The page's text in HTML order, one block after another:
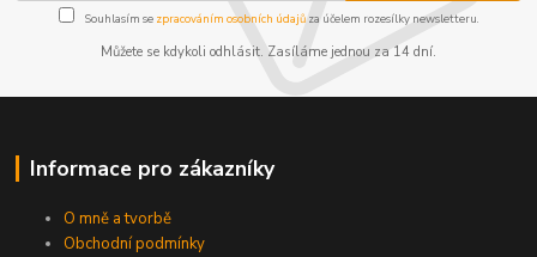
Souhlasím se zpracováním osobních údajůza účelem rozesílky newsletteru.
Můžete se kdykoli odhlásit. Zasíláme jednou za 14 dní.
Informace pro zákazníky
O mně a tvorbě
Obchodní podmínky